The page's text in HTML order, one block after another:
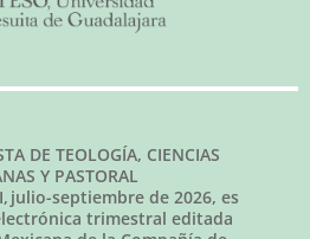
DE TEOLOGÍA, CIENCIAS
Y PASTORAL
julio-septiembre de 2026, es
trimestral editada